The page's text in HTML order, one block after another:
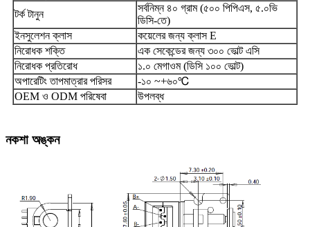
টর্ক টানুন
সর্বনিম্ন ৪০ গ্রাম (৫০০ পিপিএস, ৫.০ভি
ডিসি-তে)
ইনসুলেশন ক্লাস
কয়েলের জন্য ক্লাস E
নিরোধক শক্তি
এক সেকেন্ডের জন্য ৩০০ ভোল্ট এসি
নিরোধক প্রতিরোধ
১.০ মেগাওম (ডিসি ১০০ ভোল্ট)
অপারেটিং তাপমাত্রার পরিসর
-১০ ~+৬০℃
OEM ও ODM পরিষেবা
উপলব্ধ
নকশা অঙ্কন